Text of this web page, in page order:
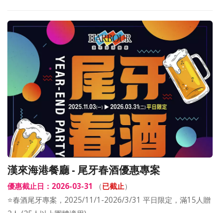
漢來海港餐廳 - 尾牙春酒優惠專案
優惠截止日：2026-03-31 （已截止）
⭐春酒尾牙專案，2025/11/1-2026/3/31 平日限定，滿15人贈